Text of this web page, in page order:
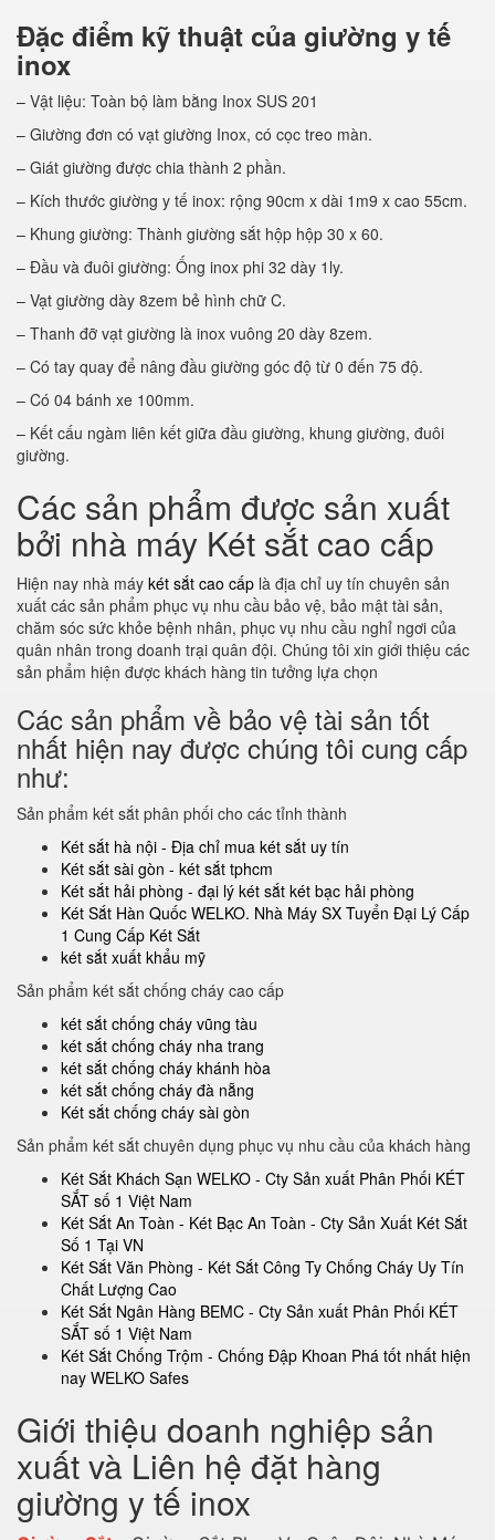
Đặc điểm kỹ thuật của giường y tế
inox
– Vật liệu: Toàn bộ làm bằng Inox SUS 201
– Giường đơn có vạt giường Inox, có cọc treo màn.
– Giát giường được chia thành 2 phần.
– Kích thước giường y tế inox: rộng 90cm x dài 1m9 x cao 55cm.
– Khung giường: Thành giường sắt hộp hộp 30 x 60.
– Đầu và đuôi giường: Ống inox phi 32 dày 1ly.
– Vạt giường dày 8zem bẻ hình chữ C.
– Thanh đỡ vạt giường là inox vuông 20 dày 8zem.
– Có tay quay để nâng đầu giường góc độ từ 0 đến 75 độ.
– Có 04 bánh xe 100mm.
– Kết cấu ngàm liên kết giữa đầu giường, khung giường, đuôi
giường.
Các sản phẩm được sản xuất
bởi nhà máy Két sắt cao cấp
Hiện nay nhà máy két sắt cao cấp là địa chỉ uy tín chuyên sản
xuất các sản phẩm phục vụ nhu cầu bảo vệ, bảo mật tài sản,
chăm sóc sức khỏe bệnh nhân, phục vụ nhu cầu nghỉ ngơi của
quân nhân trong doanh trại quân đội. Chúng tôi xin giới thiệu các
sản phẩm hiện được khách hàng tin tưởng lựa chọn
Các sản phẩm về bảo vệ tài sản tốt
nhất hiện nay được chúng tôi cung cấp
như:
Sản phẩm két sắt phân phối cho các tỉnh thành
Két sắt hà nội - Địa chỉ mua két sắt uy tín
Két sắt sài gòn - két sắt tphcm
Két sắt hải phòng - đại lý két sắt két bạc hải phòng
Két Sắt Hàn Quốc WELKO. Nhà Máy SX Tuyển Đại Lý Cấp
1 Cung Cấp Két Sắt
két sắt xuất khẩu mỹ
Sản phẩm két sắt chống cháy cao cấp
két sắt chống cháy vũng tàu
két sắt chống cháy nha trang
két sắt chống cháy khánh hòa
két sắt chống cháy đà nẵng
Két sắt chống cháy sài gòn
Sản phẩm két sắt chuyên dụng phục vụ nhu cầu của khách hàng
Két Sắt Khách Sạn WELKO - Cty Sản xuất Phân Phối KÉT
SẮT số 1 Việt Nam
Két Sắt An Toàn - Két Bạc An Toàn - Cty Sản Xuất Két Sắt
Số 1 Tại VN
Két Sắt Văn Phòng - Két Sắt Công Ty Chống Cháy Uy Tín
Chất Lượng Cao
Két Sắt Ngân Hàng BEMC - Cty Sản xuất Phân Phối KÉT
SẮT số 1 Việt Nam
Két Sắt Chống Trộm - Chống Đập Khoan Phá tốt nhất hiện
nay WELKO Safes
Giới thiệu doanh nghiệp sản
xuất và Liên hệ đặt hàng
giường y tế inox